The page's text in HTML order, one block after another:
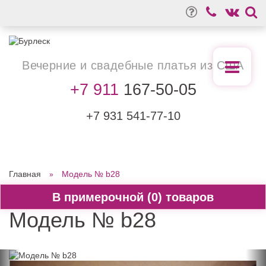
0
Вечерние и свадебные платья из США
+7 911 167-50-05
+7 931 541-77-10
Главная Модель № b28
Модель № b28